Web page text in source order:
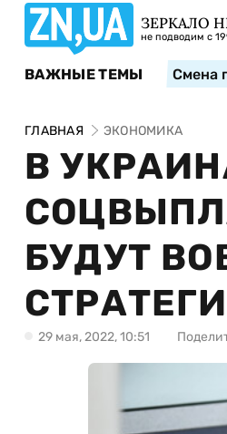
ЗЕРКАЛО
не подводим с
ВАЖНЫЕ ТЕМЫ Смена
ГЛАВНАЯ ЭКОНОМИКА
В
БУДУТ
29 мая, 2022, 10:51